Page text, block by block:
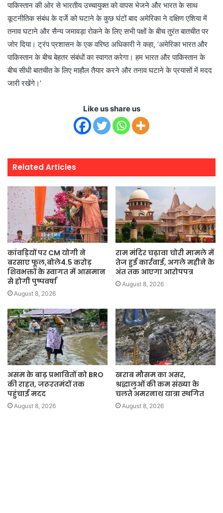
पाकिस्तान की ओर से भारतीय उच्चायुक्त को वापस भेजने और भारत के साथ
कूटनीतिक संबंध के दर्जे को घटाने के कुछ घंटों बाद अमेरिका ने दक्षिण एशिया में
तनाव घटाने और सैन्य जमावड़ा रोकने के लिए सभी पक्षों के बीच तुरंत बातचीत पर
जोर दिया। ट्रंप प्रशासन के एक वरिष्ठ अधिकारी ने कहा, ‘अमेरिका भारत और
पाकिस्तान के बीच बेहतर संबंधों का स्वागत करेगा। हम भारत और पाकिस्तान के
बीच सीधी बातचीत के लिए माहौल तैयार करने और तनाव घटाने के प्रयासों में मदद
जारी रखेंगे।’
Like us share us
Related Articles
कांवड़ियों पर CM योगी ने
बरसाए फूल,बोले4.5 करोड़
शिवभक्तों के स्वागत में आसमान
से होगी पुष्पवर्षा
August 8, 2026
राम मंदिर चढ़ावा चोरी मामले में
तेज हुई कार्रवाई, अगले महीने के
अंत तक आएगा आरोपपत्र
August 8, 2026
असम के बाढ़ प्रभावितों को BRO
की राहत, जरूरतमंदों तक
पहुंचाई मदद
August 8, 2026
खराब मौसम का असर,
श्रद्धालुओं की कम संख्या के
चलते अमरनाथ यात्रा स्थगित
August 8, 2026